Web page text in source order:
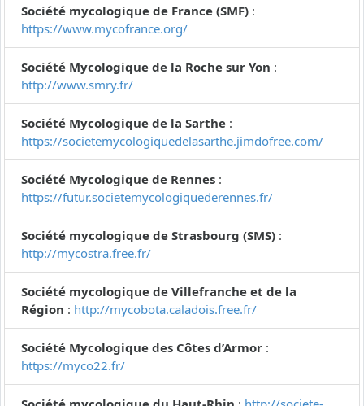
Société mycologique de France (SMF) :
https://www.mycofrance.org/
Société Mycologique de la Roche sur Yon :
http://www.smry.fr/
Société Mycologique de la Sarthe :
https://societemycologiquedelasarthe.jimdofree.com/
Société Mycologique de Rennes :
https://futur.societemycologiquederennes.fr/
Société mycologique de Strasbourg (SMS) :
http://mycostra.free.fr/
Société mycologique de Villefranche et de la
Région : http://mycobota.caladois.free.fr/
Société Mycologique des Côtes d’Armor :
https://myco22.fr/